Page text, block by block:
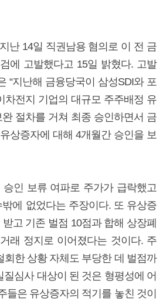
난 14일 직권남용 혐의로 이 전 금
에 고발했다고 15일 밝혔다. 고발
“지난해 금융당국이 삼성SDI와 포
차전지 기업의 대규모 주주배정 유
절차를 거쳐 최종 승인하면서 금
상증자에 대해 4개월간 승인을 보
인 보류 여파로 주가가 급락했고
에 없었다는 주장이다. 또 유상증
고 기존 벌점 10점과 합해 상장폐
래 정지로 이어졌다는 것이다. 주
회한 상황 자체도 부당한 데 벌점까
심사 대상이 된 것은 형평성에 어
들은 유상증자의 적기를 놓친 것이